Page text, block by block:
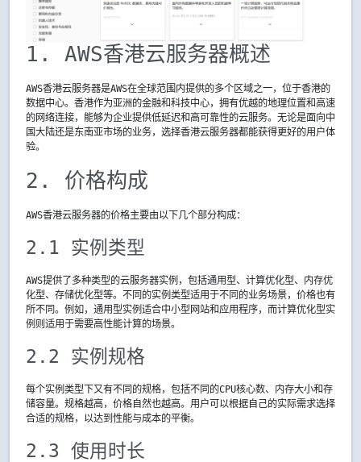
1. AWS香港云服务器概述
AWS香港云服务器是AWS在全球范围内提供的多个区域之一，位于香港的
数据中心。香港作为亚洲的金融和科技中心，拥有优越的地理位置和高速
的网络连接，能够为企业提供低延迟和高可靠性的云服务。无论是面向中
国大陆还是东南亚市场的业务，选择香港云服务器都能获得更好的用户体
验。
2. 价格构成
AWS香港云服务器的价格主要由以下几个部分构成：
2.1 实例类型
AWS提供了多种类型的云服务器实例，包括通用型、计算优化型、内存优
化型、存储优化型等。不同的实例类型适用于不同的业务场景，价格也有
所不同。例如，通用型实例适合中小型网站和应用程序，而计算优化型实
例则适用于需要高性能计算的场景。
2.2 实例规格
每个实例类型下又有不同的规格，包括不同的CPU核心数、内存大小和存
储容量。规格越高，价格自然也越高。用户可以根据自己的实际需求选择
合适的规格，以达到性能与成本的平衡。
2.3 使用时长